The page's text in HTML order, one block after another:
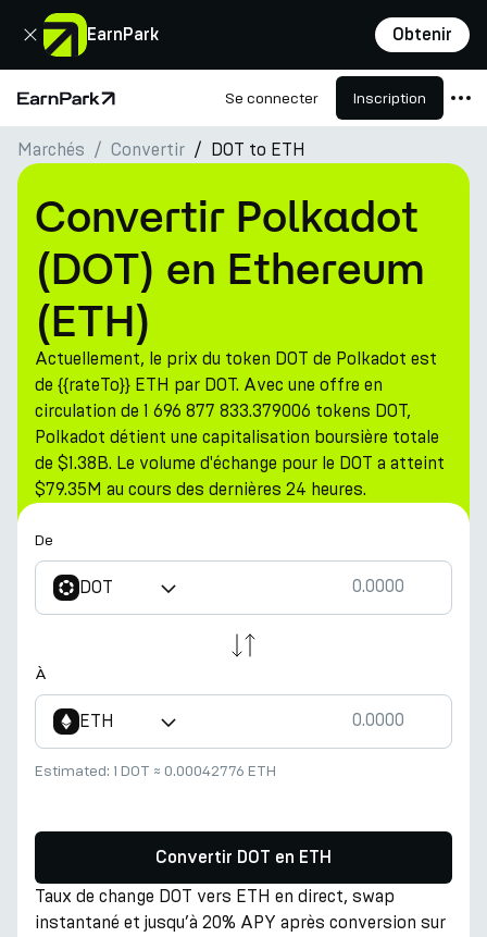
EarnPark Obtenir
Fermer
Page d'accueil Se connecter Inscription
Produits
Marchés
Calculatrices
PARK Token
Ressources
Entreprise
Marchés Convertir DOT to ETH
Convertir Polkadot
(DOT) en Ethereum
(ETH)
Actuellement, le prix du token DOT de Polkadot est
de {{rateTo}} ETH par DOT. Avec une offre en
circulation de 1 696 877 833.379006 tokens DOT,
Polkadot détient une capitalisation boursière totale
de $1.38B. Le volume d'échange pour le DOT a atteint
$79.35M au cours des dernières 24 heures.
De
DOT
À
ETH
Estimated: 1 DOT ≈ 0.00042776 ETH
Convertir DOT en ETH
Taux de change DOT vers ETH en direct, swap
instantané et jusqu’à 20% APY après conversion sur